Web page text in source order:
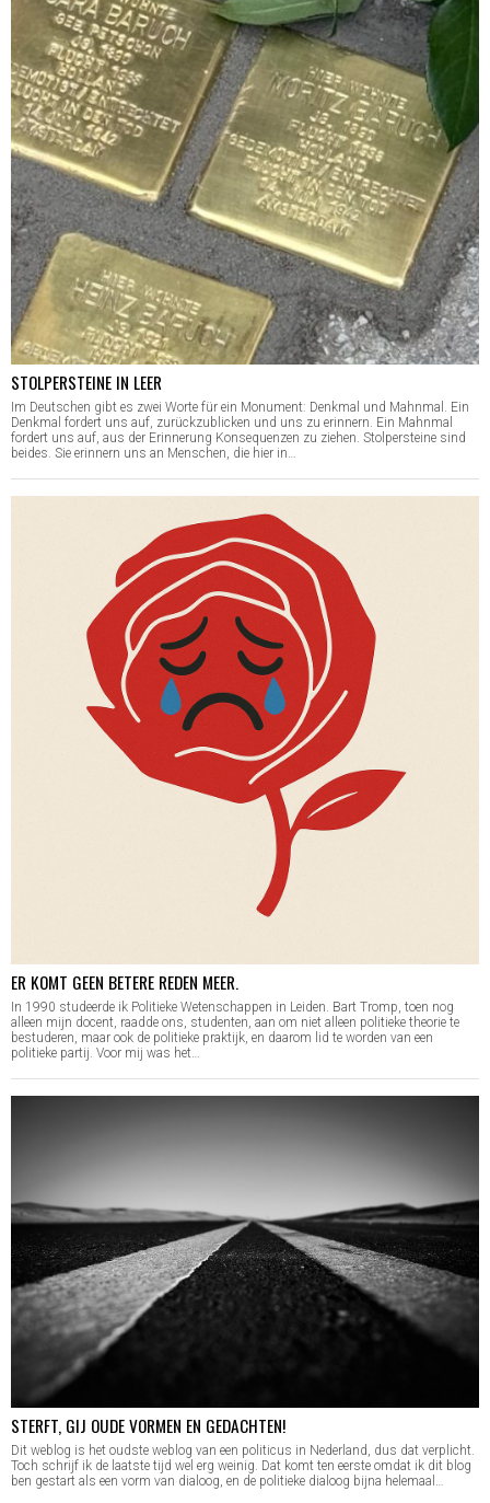
STOLPERSTEINE IN LEER
Im Deutschen gibt es zwei Worte für ein Monument: Denkmal und Mahnmal. Ein
Denkmal fordert uns auf, zurückzublicken und uns zu erinnern. Ein Mahnmal
fordert uns auf, aus der Erinnerung Konsequenzen zu ziehen. Stolpersteine sind
beides. Sie erinnern uns an Menschen, die hier in…
ER KOMT GEEN BETERE REDEN MEER.
In 1990 studeerde ik Politieke Wetenschappen in Leiden. Bart Tromp, toen nog
alleen mijn docent, raadde ons, studenten, aan om niet alleen politieke theorie te
bestuderen, maar ook de politieke praktijk, en daarom lid te worden van een
politieke partij. Voor mij was het…
STERFT, GIJ OUDE VORMEN EN GEDACHTEN!
Dit weblog is het oudste weblog van een politicus in Nederland, dus dat verplicht.
Toch schrijf ik de laatste tijd wel erg weinig. Dat komt ten eerste omdat ik dit blog
ben gestart als een vorm van dialoog, en de politieke dialoog bijna helemaal…